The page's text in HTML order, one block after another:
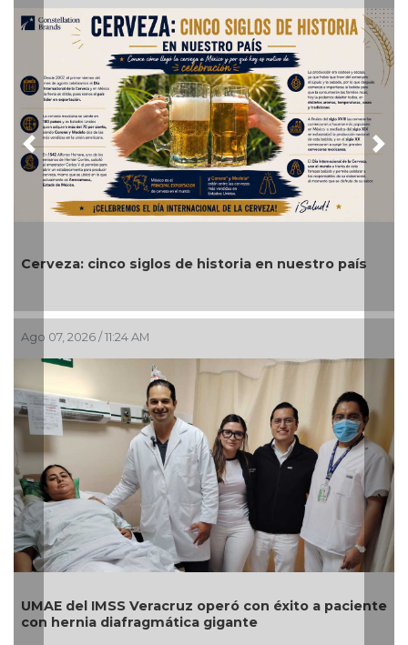
Cerveza: cinco siglos de historia en nuestro país
Ago 07, 2026 / 11:24 AM
UMAE del IMSS Veracruz operó con éxito a paciente
con hernia diafragmática gigante
Previous